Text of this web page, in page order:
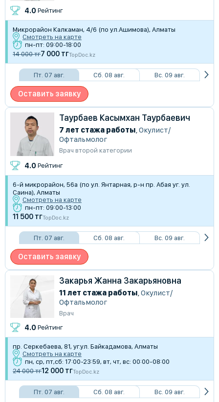
4.0 Рейтинг
Микрорайон Калкаман, 4/6 (по ул.Ашимова), Алматы
Смотреть на карте
пн-пт: 09:00-18:00
14 000 тг7 000 тгTopDoc.kz
Пт. 07 авг. Сб. 08 авг. Вс. 09 авг.
Оставить заявку
Таурбаев Касымхан Таурбаевич
7 лет стажа работы Окулист/
Офтальмолог
Врач второй категории
4.0 Рейтинг
​6-й микрорайон, 56а (по ул. Янтарная, р-н пр. Абая уг. ул.
Саина), Алматы
Смотреть на карте
пн-пт: 09:00-13:00
11 500 тгTopDoc.kz
Пт. 07 авг. Сб. 08 авг. Вс. 09 авг.
Оставить заявку
Закарья Жанна Закарьяновна
11 лет стажа работы,Окулист/
Офтальмолог
Врач
4.0 Рейтинг
пр. Серкебаева, 81, уг.ул. Байкадамова, Алматы
Смотреть на карте
пн, ср, пт,сб: 17:00-23:59, вт, чт, вс: 00:00-08:00
24 000 тг12 000 тгTopDoc.kz
Пт. 07 авг. Сб. 08 авг. Вс. 09 авг.